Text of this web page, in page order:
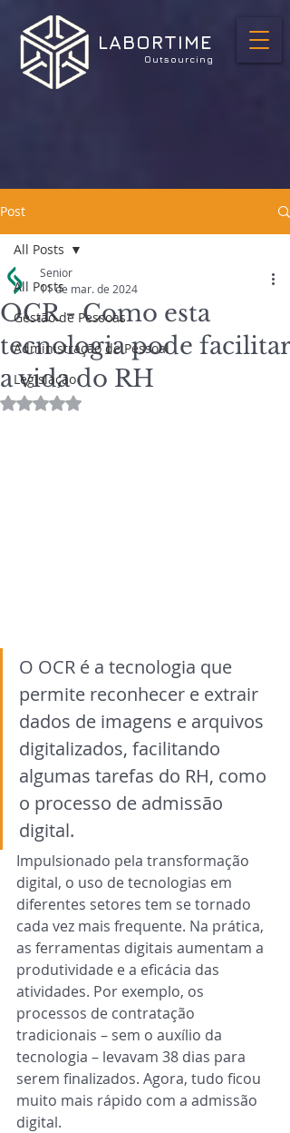
LABORTIME
Outsourcing
Post
All Posts
Gestão de Pessoas
Administração de Pessoal
Legislação
All Posts
OCR - Como esta
tecnologia pode facilitar
a vida do RH
Senior
11 de mar. de 2024
Avaliado com NaN de 5 estrelas.
O OCR é a tecnologia que
permite reconhecer e extrair
dados de imagens e arquivos
digitalizados, facilitando
algumas tarefas do RH, como
o processo de admissão
digital.
Impulsionado pela transformação
digital, o uso de tecnologias em
diferentes setores tem se tornado
cada vez mais frequente. Na prática,
as ferramentas digitais aumentam a
produtividade e a eficácia das
atividades. Por exemplo, os
processos de contratação
tradicionais – sem o auxílio da
tecnologia – levavam 38 dias para
serem finalizados. Agora, tudo ficou
muito mais rápido com a admissão
digital.